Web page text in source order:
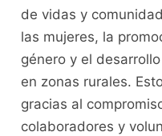
de vidas y
las mujeres, la
género y el
en zonas rurales.
gracias al
colaboradores y